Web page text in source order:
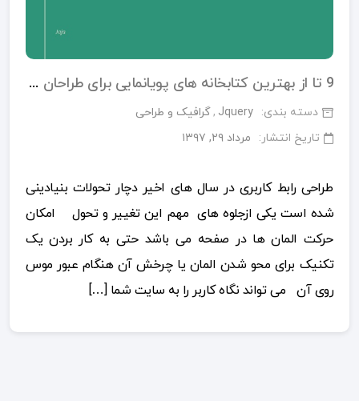
9 تا از بهترین کتابخانه های پویانمایی برای طراحان رابط کاربری
دسته بندی: Jquery گرافیک و طراحی
تاریخ انتشار:
مرداد ۲۹, ۱۳۹۷
طراحی رابط کاربری در سال های اخیر دچار تحولات بنیادینی
شده است یکی ازجلوه های مهم این تغییر و تحول امکان
حرکت المان ها در صفحه می باشد حتی به کار بردن یک
تکنیک برای محو شدن المان یا چرخش آن هنگام عبور موس
روی آن می تواند نگاه کاربر را به سایت شما […]